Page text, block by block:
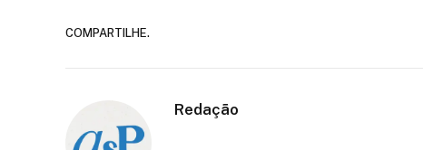
COMPARTILHE.
Redação